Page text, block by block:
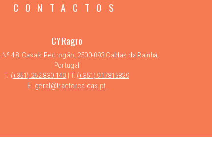
CONTACTOS
CYRagro
Nº 48, Casais Pedrogão, 2500-093 Caldas da Rainha,
Portugal
T. (+351) 262 839 140 | T. (+351) 917816829
E. geral@tractorcaldas.pt